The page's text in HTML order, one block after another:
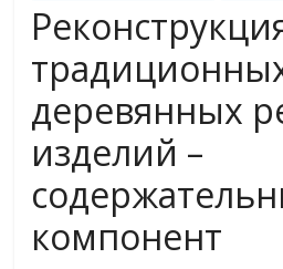
деревянных
изделий –
компонент